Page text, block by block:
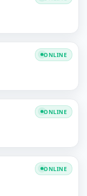
ONLINE
ONLINE
ONLINE